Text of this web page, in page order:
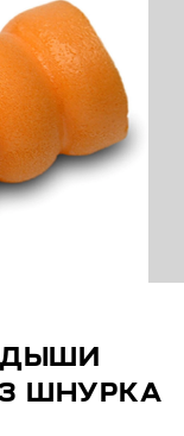
ШНУРКА